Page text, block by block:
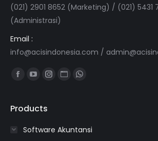
(021) 2901 8652 (Marketing) / (021) 5431
(Administrasi)
Email :
info@acisindonesia.com /
Find us on:
Facebook
opens
new
YouTube
opens
new
Instagram
new
Website
new
Whatsapp
new
Products
Software Akuntansi